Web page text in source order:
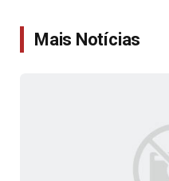
Mais Notícias